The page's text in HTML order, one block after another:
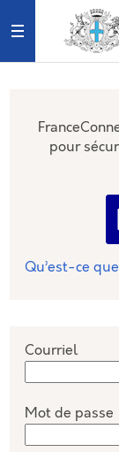
Ouvrir le menu
pour
Qu’est-ce
Courriel
Mot de passe